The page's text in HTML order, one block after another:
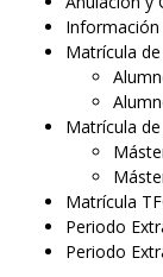
Matrícula
Matrícula
Matrícula
Periodo
Periodo